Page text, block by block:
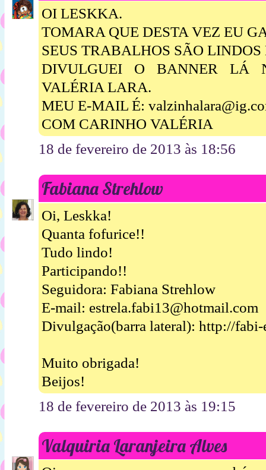
OI LESKKA.
TOMARA QUE DESTA VEZ EU
SEUS TRABALHOS SÃO
DIVULGUEI O BANNER LÁ
VALÉRIA LARA.
MEU E-MAIL É:
COM CARINHO VALÉRIA
18 de fevereiro de 2013 às 18:56
Fabiana Strehlow
Oi, Leskka!
Quanta fofurice!!
Tudo lindo!
Participando!!
Seguidora: Fabiana Strehlow
E-mail: estrela.fabi13@hotmail.com
Divulgação(barra lateral): http://
Muito obrigada!
Beijos!
18 de fevereiro de 2013 às 19:15
Valquiria Laranjeira Alves